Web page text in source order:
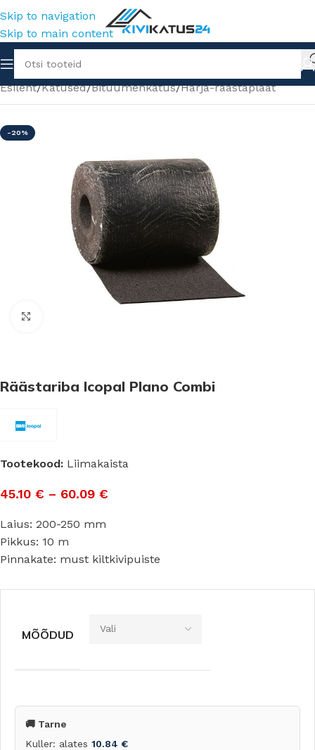
Skip to navigation
Skip to main content
Esileht/Katused/Bituumenkatus/Harja-räästaplaat
-20%
Räästariba Icopal Plano Combi
Tootekood: Liimakaista
45.10 € – 60.09 €
Laius: 200-250 mm
Pikkus: 10 m
Pinnakate: must kiltkivipuiste
MÕÕDUD
🚚 Tarne
Kuller: alates 10.84 €